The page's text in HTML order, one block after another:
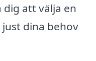
dig att välja en
dina behov